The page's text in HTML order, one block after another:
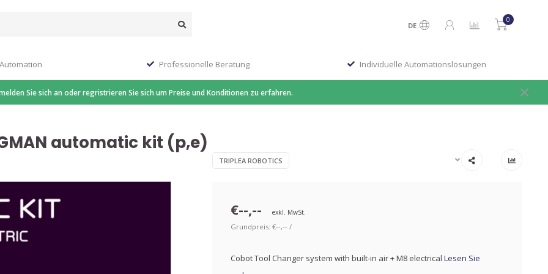
DE
0
Professionelle Beratung Individuelle Automationslösungen
Sie sich an oder regristrieren Sie sich um Preise und Konditionen zu erfahren.
automatic kit (p,e)
TRIPLEA ROBOTICS
€--,-- exkl. MwSt.
Grundpreis: €--,-- /
Cobot Tool Changer system with built-in air + M8 electrical Lesen Sie